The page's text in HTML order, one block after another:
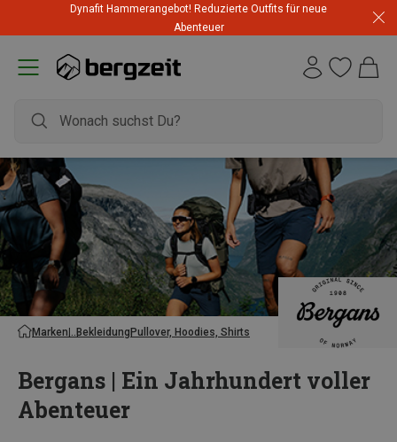
Dynafit Hammerangebot! Reduzierte Outfits für neue
Abenteuer
Marken BekleidungPullover, Hoodies, Shirts
Bergans | Ein Jahrhundert voller
Abenteuer